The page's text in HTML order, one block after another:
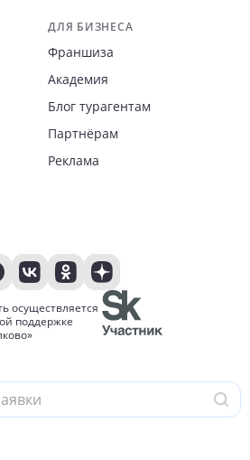
ДЛЯ БИЗНЕСА
Франшиза
Академия
Блог турагентам
Партнёрам
Реклама
осуществляется
поддержке